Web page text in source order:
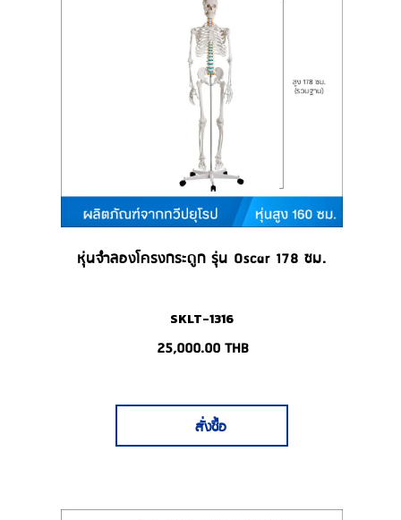
หุ่นจำลองโครงกระดูก รุ่น Oscar 178 ซม.
SKLT-1316
25,000.00 THB
สั่งซื้อ